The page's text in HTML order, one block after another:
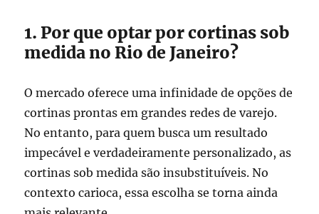
1. Por que optar por cortinas sob
medida no Rio de Janeiro?
O mercado oferece uma infinidade de opções de
cortinas prontas em grandes redes de varejo.
No entanto, para quem busca um resultado
impecável e verdadeiramente personalizado, as
cortinas sob medida são insubstituíveis. No
contexto carioca, essa escolha se torna ainda